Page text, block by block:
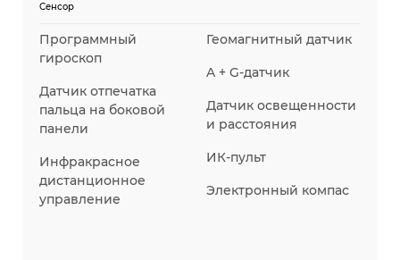
Сенсор
Программный
гироскоп
Датчик отпечатка
пальца на боковой
панели
Инфракрасное
дистанционное
управление
Геомагнитный датчик
A + G-датчик
Датчик освещенности
и расстояния
ИК-пульт
Электронный компас